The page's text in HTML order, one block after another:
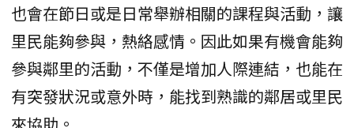
也會在節日或是日常舉辦相關的課程與活動，讓
里民能夠參與，熱絡感情。因此如果有機會能夠
參與鄰里的活動，不僅是增加人際連結，也能在
有突發狀況或意外時，能找到熟識的鄰居或里民